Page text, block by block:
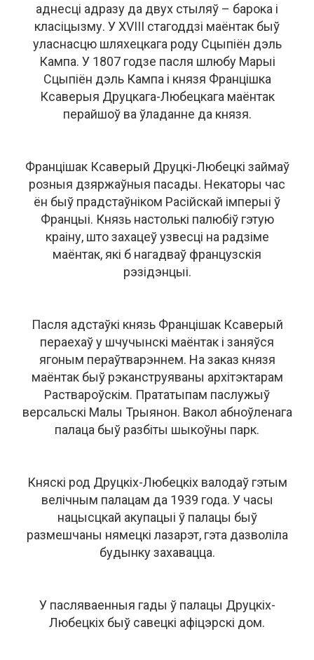
аднесці адразу да двух стыляў – барока і
класіцызму. У XVIII стагоддзі маёнтак быў
уласнасцю шляхецкага роду Сцыпіён дэль
Кампа. У 1807 годзе пасля шлюбу Марыі
Сцыпіён дэль Кампа і князя Францішка
Ксаверыя Друцкага-Любецкага маёнтак
перайшоў ва ўладанне да князя.
Францішак Ксаверый Друцкі-Любецкі займаў
розныя дзяржаўныя пасады. Некаторы час
ён быў прадстаўніком Расійскай імперыі ў
Францыі. Князь настолькі палюбіў гэтую
краіну, што захацеў узвесці на радзіме
маёнтак, які б нагадваў французскія
рэзідэнцыі.
Пасля адстаўкі князь Францішак Ксаверый
пераехаў у шчучынскі маёнтак і заняўся
ягоным пераўтварэннем. На заказ князя
маёнтак быў рэканструяваны архітэктарам
Раствароўскім. Прататыпам паслужыў
версальскі Малы Трыянон. Вакол абноўленага
палаца быў разбіты шыкоўны парк.
Княскі род Друцкіх-Любецкіх валодаў гэтым
велічным палацам да 1939 года. У часы
нацысцкай акупацыі ў палацы быў
размешчаны нямецкі лазарэт, гэта дазволіла
будынку захавацца.
У пасляваенныя гады ў палацы Друцкіх-
Любецкіх быў савецкі афіцэрскі дом.